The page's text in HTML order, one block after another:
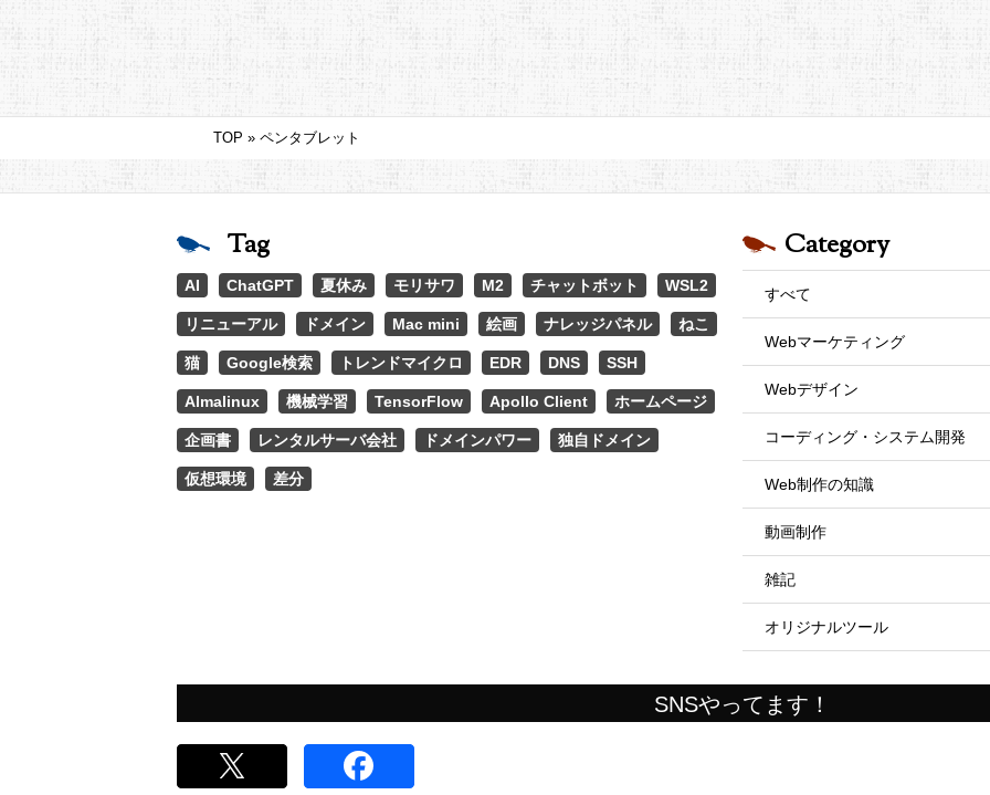
TOP »ペンタブレット
Category
すべて
Webマーケティング
Webデザイン
コーディング・システム開発
Web制作の知識
動画制作
雑記
オリジナルツール
Tag
AI ChatGPT 夏休み モリサワ M2 チャットボット WSL2
リニューアル ドメイン Mac mini 絵画 ナレッジパネル ねこ
猫 Google検索 トレンドマイクロ EDR DNS SSH
Almalinux 機械学習 TensorFlow Apollo Client ホームページ
企画書 レンタルサーバ会社 ドメインパワー 独自ドメイン
仮想環境 差分
SNSやってます！